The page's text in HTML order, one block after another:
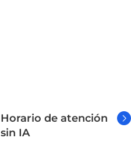
Horario de atención
sin IA